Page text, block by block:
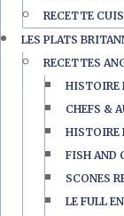
RECETTE
LES PLATS
RECETTES
HISTOIRE
CHEFS &
HISTOIRE
FISH AND
SCONES
LE FULL